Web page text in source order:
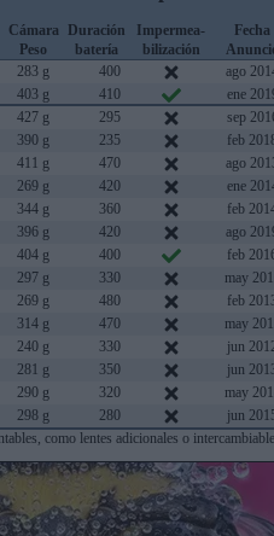
Cámara
Peso
Duración
batería
Impermea-
bilización
Fecha
283 g 400 ago
403 g 410 ene
427 g 295 sep
390 g 235 feb
411 g 470 ago
269 g 420 ene
344 g 360 feb
396 g 420 ago
404 g 400 feb
297 g 330 may
269 g 480 feb
314 g 470 may
240 g 330 jun
281 g 350 jun
290 g 320 may
298 g 280 jun
como lentes adicionales o